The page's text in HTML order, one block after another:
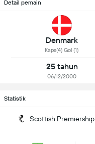
Detail pemain
Denmark
Kaps(4) Gol (1)
25 tahun
06/12/2000
Statistik
Scottish Premiership